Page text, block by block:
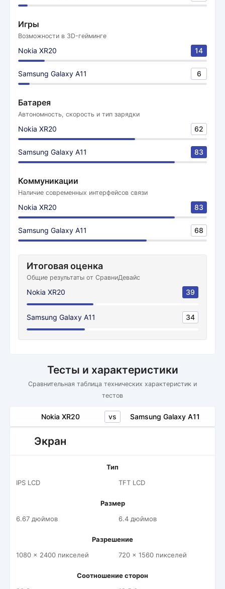
Игры
Возможности в 3D-гейминге
Nokia XR20 14
Samsung Galaxy A11 6
Батарея
Автономность, скорость и тип зарядки
Nokia XR20 62
Samsung Galaxy A11 83
Коммуникации
Наличие современных интерфейсов связи
Nokia XR20 83
Samsung Galaxy A11 68
Итоговая оценка
Общие результаты от СравниДевайс
Nokia XR20 39
Samsung Galaxy A11 34
Тесты и характеристики
Сравнительная таблица технических характеристик и
тестов
Nokia XR20 vs Samsung Galaxy A11
Экран
Тип
IPS LCD
TFT LCD
Размер
6.67 дюймов
6.4 дюймов
Разрешение
1080 x 2400 пикселей
720 x 1560 пикселей
Соотношение сторон